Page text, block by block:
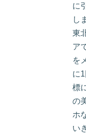
に
し
東
ア
を
に
標
の
ホ
い